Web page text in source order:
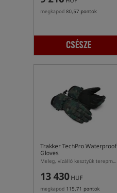
megkapod 80,57 pontok
CSÉSZE
Trakker TechPro Waterproof
Gloves
Meleg, vízálló kesztyűk terepmintás színben
13 430 HUF
megkapod 115,71 pontok